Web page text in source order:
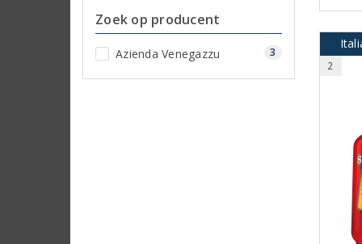
Zoek op producent
Azienda Venegazzu 3
2